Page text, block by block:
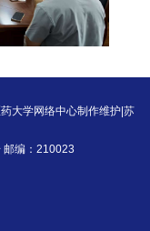
大学网络中心制作维护|苏
邮编：210023